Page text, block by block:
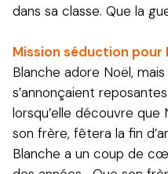
dans sa classe. Que la
Mission séduction pour
Blanche adore Noël,
s’annonçaient
lorsqu’elle découvre que
son frère, fêtera la fin
Blanche a un coup de